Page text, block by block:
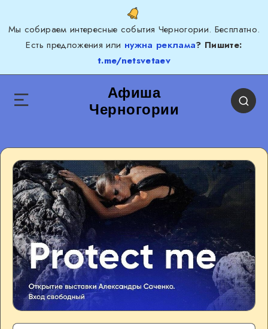
Мы собираем интересные события Черногории. Бесплатно.
Есть предложения или нужна реклама? Пишите:
t.me/netsvetaev
Афиша
Черногории